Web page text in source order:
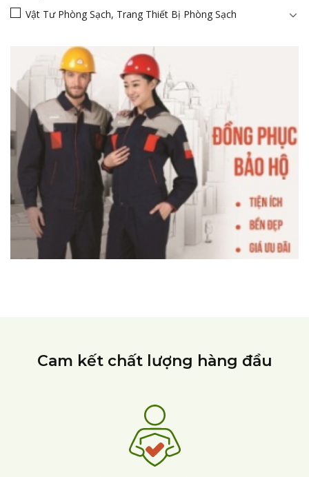
Vật Tư Phòng Sạch, Trang Thiết Bị Phòng Sạch
Cam kết chất lượng hàng đầu